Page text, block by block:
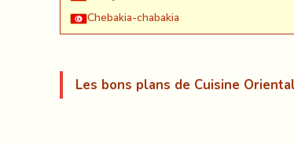
Chebakia-chabakia
Les bons plans de Cuisine